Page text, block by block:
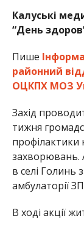
Калуські
“День
Пише
районний
ОЦКПХ МОЗ
Захід
тижня
профілактики
захворювань.
в селі Голинь
амбулаторії
В ході акції